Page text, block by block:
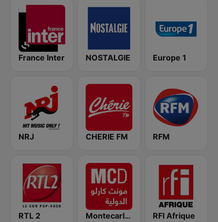
France Inter NOSTALGIE Europe 1
NRJ CHERIE FM RFM
RTL 2 Montecarlo al doualiya (مونت كارلو الدولية) RFI Afrique